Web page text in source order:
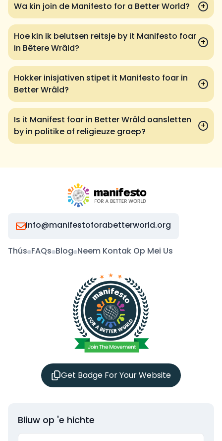
Wa kin join de Manifesto for a Better World? +
Hoe kin ik belutsen reitsje by it Manifesto foar
in Bêtere Wrâld?
+
Hokker inisjativen stipet it Manifesto foar in
Better Wrâld?
+
Is it Manifest foar in Better Wrâld oansletten
by in politike of religieuze groep?
+
info@manifestoforabetterworld.org
Thús FAQs Blog Neem Kontak Op Mei Us
Get Badge For Your Website
Bliuw op 'e hichte